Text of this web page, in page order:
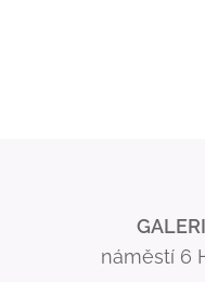
náměstí 6